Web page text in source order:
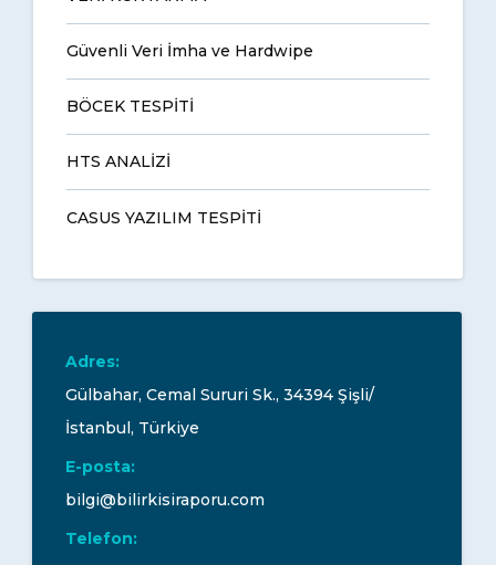
Güvenli Veri İmha ve Hardwipe
BÖCEK TESPİTİ
HTS ANALİZİ
CASUS YAZILIM TESPİTİ
Adres:
Gülbahar, Cemal Sururi Sk., 34394 Şişli/
İstanbul, Türkiye
E-posta:
bilgi@bilirkisiraporu.com
Telefon: